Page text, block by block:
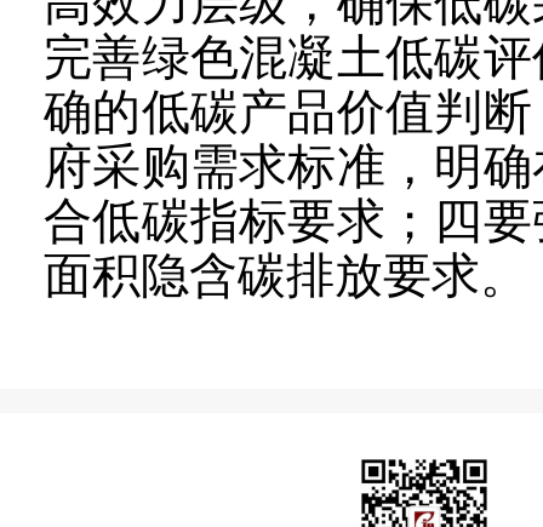
完善绿色混凝土低碳
确的低碳产品价值判
府采购需求标准，明
合低碳指标要求；四
面积隐含碳排放要求。